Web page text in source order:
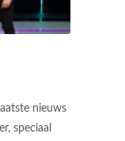
nieuws
speciaal